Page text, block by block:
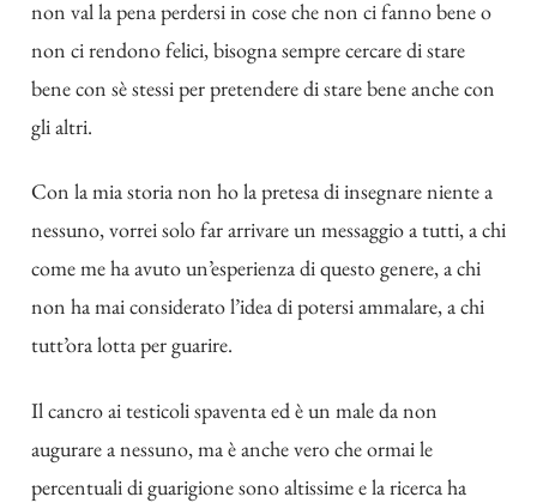
non val la pena perdersi in cose che non ci fanno bene o
non ci rendono felici, bisogna sempre cercare di stare
bene con sè stessi per pretendere di stare bene anche con
gli altri.
Con la mia storia non ho la pretesa di insegnare niente a
nessuno, vorrei solo far arrivare un messaggio a tutti, a chi
come me ha avuto un’esperienza di questo genere, a chi
non ha mai considerato l’idea di potersi ammalare, a chi
tutt’ora lotta per guarire.
Il cancro ai testicoli spaventa ed è un male da non
augurare a nessuno, ma è anche vero che ormai le
percentuali di guarigione sono altissime e la ricerca ha